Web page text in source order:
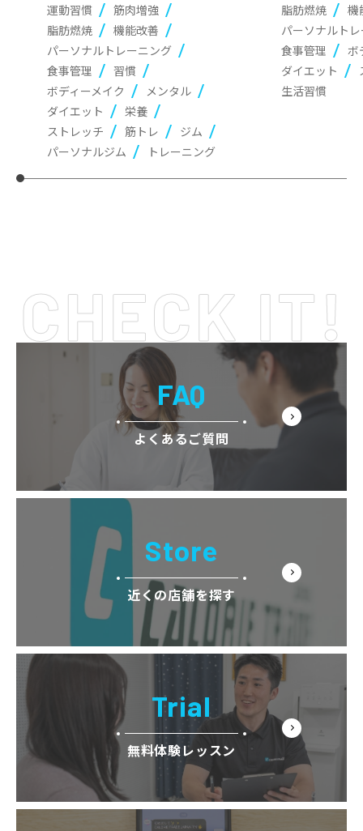
運動習慣
筋肉増強
脂肪燃焼
機能改善
パーソナルトレーニング
食事管理
習慣
ボディーメイク
メンタル
ダイエット
栄養
ストレッチ
筋トレ
ジム
パーソナルジム
トレーニング
脂肪燃焼
機
パーソナルト
食事管理
ボ
ダイエット
生活習慣
FAQ
よくあるご質問
Store
近くの店舗を探す
Trial
無料体験レッスン